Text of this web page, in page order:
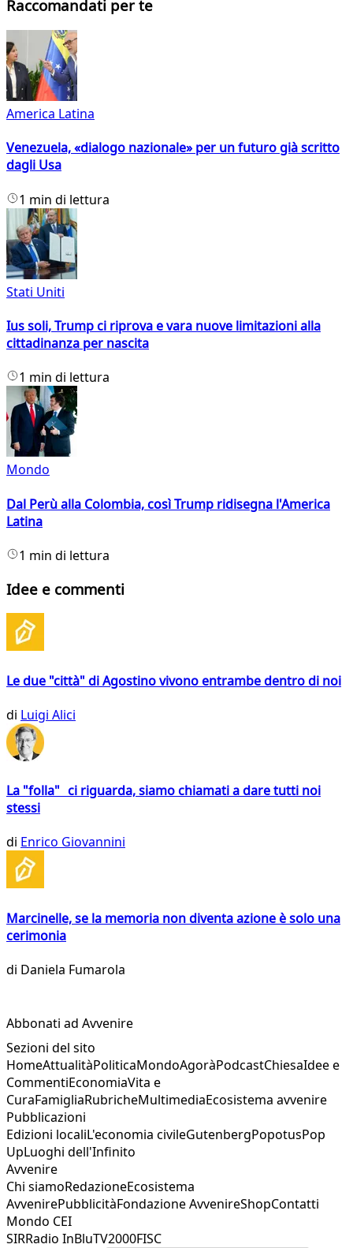
Raccomandati per te
America Latina
Venezuela, «dialogo nazionale» per un futuro già scritto
dagli Usa
1 min di lettura
Stati Uniti
Ius soli, Trump ci riprova e vara nuove limitazioni alla
cittadinanza per nascita
1 min di lettura
Mondo
Dal Perù alla Colombia, così Trump ridisegna l'America
Latina
1 min di lettura
Idee e commenti
Le due "città" di Agostino vivono entrambe dentro di noi
di Luigi Alici
La "folla" ci riguarda, siamo chiamati a dare tutti noi
stessi
di Enrico Giovannini
Marcinelle, se la memoria non diventa azione è solo una
cerimonia
di Daniela Fumarola
Abbonati ad Avvenire
Sezioni del sito
HomeAttualitàPoliticaMondoAgoràPodcastChiesaIdee e
CommentiEconomiaVita e
CuraFamigliaRubricheMultimediaEcosistema avvenire
Pubblicazioni
Edizioni localiL'economia civileGutenbergPopotusPop
UpLuoghi dell'Infinito
Avvenire
Chi siamoRedazioneEcosistema
AvvenirePubblicitàFondazione AvvenireShopContatti
Mondo CEI
SIRRadio InBluTV2000FISC